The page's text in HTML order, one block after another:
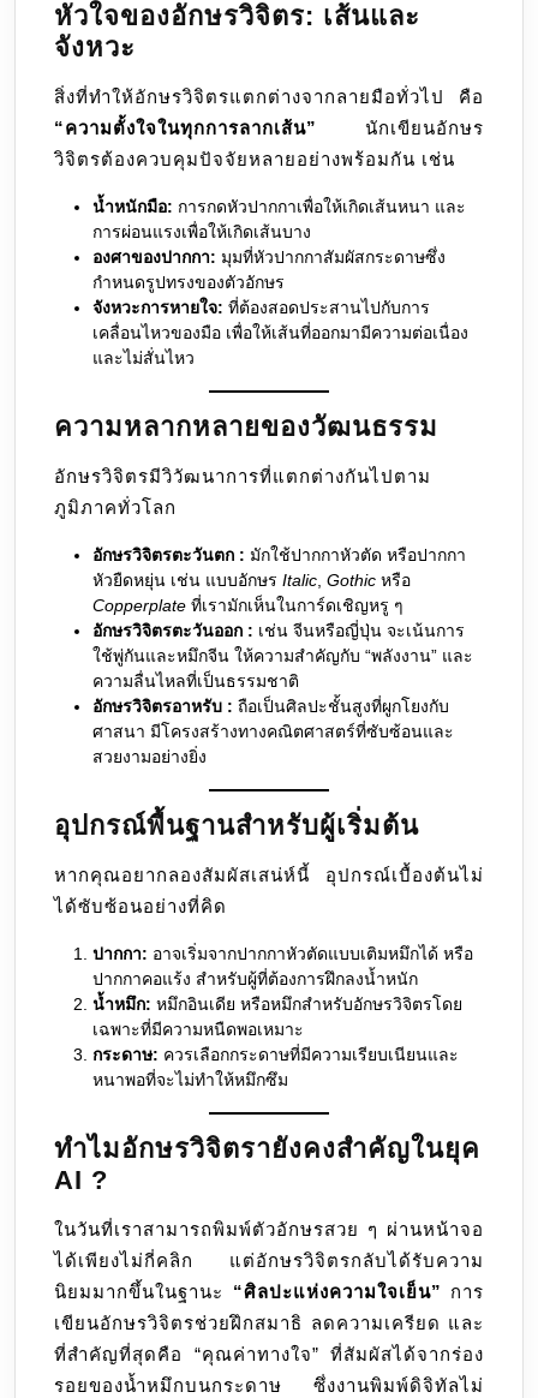
หัวใจของอักษรวิจิตร: เส้นและ
จังหวะ
สิ่งที่ทำให้อักษรวิจิตรแตกต่างจากลายมือทั่วไป คือ
“ความตั้งใจในทุกการลากเส้น”
นักเขียนอักษร
วิจิตรต้องควบคุมปัจจัยหลายอย่างพร้อมกัน เช่น
น้ำหนักมือ: การกดหัวปากกาเพื่อให้เกิดเส้นหนา และ
การผ่อนแรงเพื่อให้เกิดเส้นบาง
องศาของปากกา: มุมที่หัวปากกาสัมผัสกระดาษซึ่ง
กำหนดรูปทรงของตัวอักษร
จังหวะการหายใจ: ที่ต้องสอดประสานไปกับการ
เคลื่อนไหวของมือ เพื่อให้เส้นที่ออกมามีความต่อเนื่อง
และไม่สั่นไหว
ความหลากหลายของวัฒนธรรม
อักษรวิจิตรมีวิวัฒนาการที่แตกต่างกันไปตาม
ภูมิภาคทั่วโลก
อักษรวิจิตรตะวันตก : มักใช้ปากกาหัวตัด หรือปากกา
หัวยืดหยุ่น เช่น แบบอักษร Italic, Gothic หรือ
Copperplate ที่เรามักเห็นในการ์ดเชิญหรู ๆ
อักษรวิจิตรตะวันออก : เช่น จีนหรือญี่ปุ่น จะเน้นการ
ใช้พู่กันและหมึกจีน ให้ความสำคัญกับ “พลังงาน” และ
ความลื่นไหลที่เป็นธรรมชาติ
อักษรวิจิตรอาหรับ : ถือเป็นศิลปะชั้นสูงที่ผูกโยงกับ
ศาสนา มีโครงสร้างทางคณิตศาสตร์ที่ซับซ้อนและ
สวยงามอย่างยิ่ง
อุปกรณ์พื้นฐานสำหรับผู้เริ่มต้น
หากคุณอยากลองสัมผัสเสน่ห์นี้ อุปกรณ์เบื้องต้นไม่
ได้ซับซ้อนอย่างที่คิด
ปากกา: อาจเริ่มจากปากกาหัวตัดแบบเติมหมึกได้ หรือ
ปากกาคอแร้ง สำหรับผู้ที่ต้องการฝึกลงน้ำหนัก
น้ำหมึก: หมึกอินเดีย หรือหมึกสำหรับอักษรวิจิตรโดย
เฉพาะที่มีความหนืดพอเหมาะ
กระดาษ: ควรเลือกกระดาษที่มีความเรียบเนียนและ
หนาพอที่จะไม่ทำให้หมึกซึม
ทำไมอักษรวิจิตรายังคงสำคัญในยุค
AI ?
ในวันที่เราสามารถพิมพ์ตัวอักษรสวย ๆ ผ่านหน้าจอ
ได้เพียงไม่กี่คลิก แต่อักษรวิจิตรกลับได้รับความ
นิยมมากขึ้นในฐานะ “ศิลปะแห่งความใจเย็น” การ
เขียนอักษรวิจิตรช่วยฝึกสมาธิ ลดความเครียด และ
ที่สำคัญที่สุดคือ “คุณค่าทางใจ” ที่สัมผัสได้จากร่อง
รอยของน้ำหมึกบนกระดาษ ซึ่งงานพิมพ์ดิจิทัลไม่